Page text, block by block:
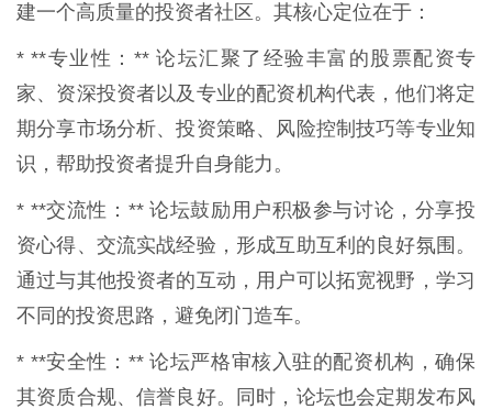
建一个高质量的投资者社区。其核心定位在于：
* **专业性：** 论坛汇聚了经验丰富的股票配资专
家、资深投资者以及专业的配资机构代表，他们将定
期分享市场分析、投资策略、风险控制技巧等专业知
识，帮助投资者提升自身能力。
* **交流性：** 论坛鼓励用户积极参与讨论，分享投
资心得、交流实战经验，形成互助互利的良好氛围。
通过与其他投资者的互动，用户可以拓宽视野，学习
不同的投资思路，避免闭门造车。
* **安全性：** 论坛严格审核入驻的配资机构，确保
其资质合规、信誉良好。同时，论坛也会定期发布风